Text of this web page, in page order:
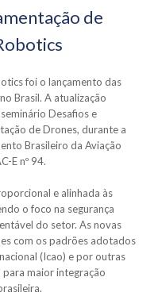
de
foi o lançamento das
Brasil. A atualização
Desafios e
de Drones, durante a
Brasileiro da Aviação
E nº 94.
e alinhada às
o foco na segurança
do setor. As novas
com os padrões adotados
(Icao) e por outras
maior integração